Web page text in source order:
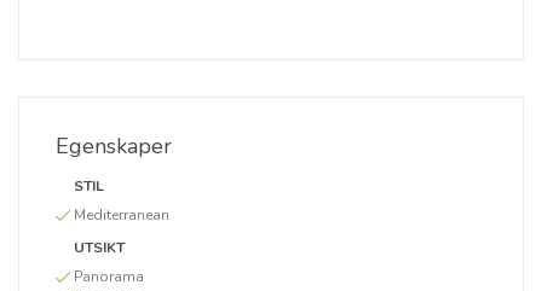
Egenskaper
STIL
Mediterranean
UTSIKT
Panorama